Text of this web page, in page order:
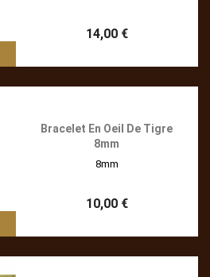
14,00 €
Bracelet En Oeil De Tigre
8mm
8mm
10,00 €